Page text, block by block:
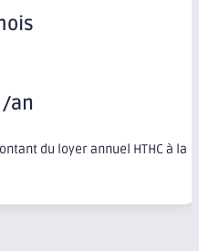
/an
du loyer annuel HTHC à la